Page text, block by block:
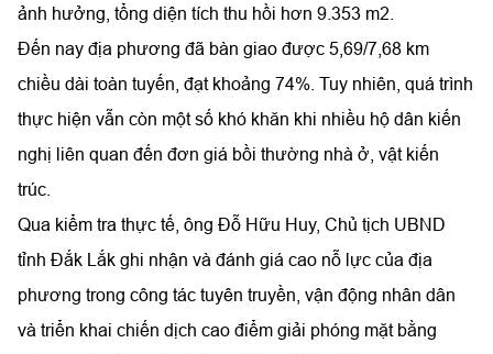
ảnh hưởng, tổng diện tích thu hồi hơn 9.353 m2.
Đến nay địa phương đã bàn giao được 5,69/7,68 km
chiều dài toàn tuyến, đạt khoảng 74%. Tuy nhiên, quá trình
thực hiện vẫn còn một số khó khăn khi nhiều hộ dân kiến
nghị liên quan đến đơn giá bồi thường nhà ở, vật kiến
trúc.
Qua kiểm tra thực tế, ông Đỗ Hữu Huy, Chủ tịch UBND
tỉnh Đắk Lắk ghi nhận và đánh giá cao nỗ lực của địa
phương trong công tác tuyên truyền, vận động nhân dân
và triển khai chiến dịch cao điểm giải phóng mặt bằng